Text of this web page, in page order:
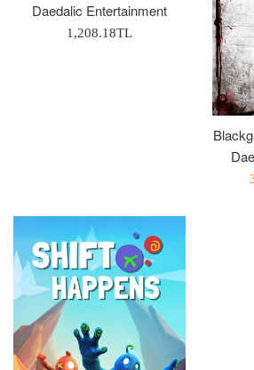
Daedalic Entertainment
Normal
1,208.18TL